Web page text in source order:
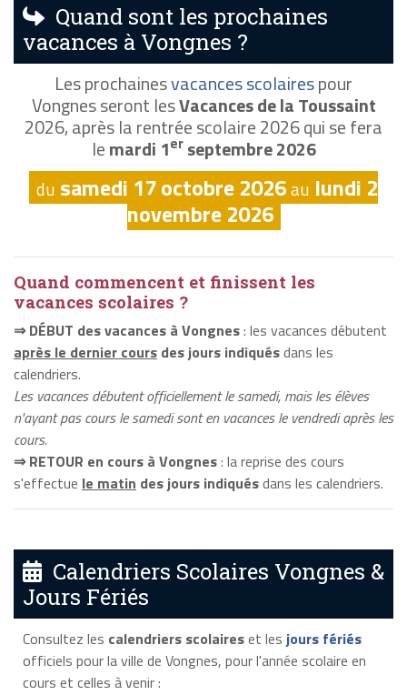
Quand sont les prochaines
vacances à Vongnes ?
Les prochainesvacances scolairespour
Vongnes seront lesVacances de la Toussaint
2026, après la rentrée scolaire 2026 qui se fera
lemardi 1erseptembre 2026
du samedi 17 octobre 2026au lundi 2
novembre 2026
Quand commencent et finissent les
vacances scolaires ?
⇒ DÉBUT des vacances à Vongnes: les vacances débutent
après le dernier cours des jours indiquésdans les
calendriers.
Les vacances débutent officiellement le samedi, mais les élèves
n'ayant pas cours le samedi sont en vacances le vendredi après les
cours.
⇒ RETOUR en cours à Vongnes: la reprise des cours
s'effectue le matin des jours indiquésdans les calendriers.
Calendriers Scolaires Vongnes &
Jours Fériés
Consultez les calendriers scolaireset les jours fériés
officiels pour la ville de Vongnes, pour l'année scolaire en
cours et celles à venir :